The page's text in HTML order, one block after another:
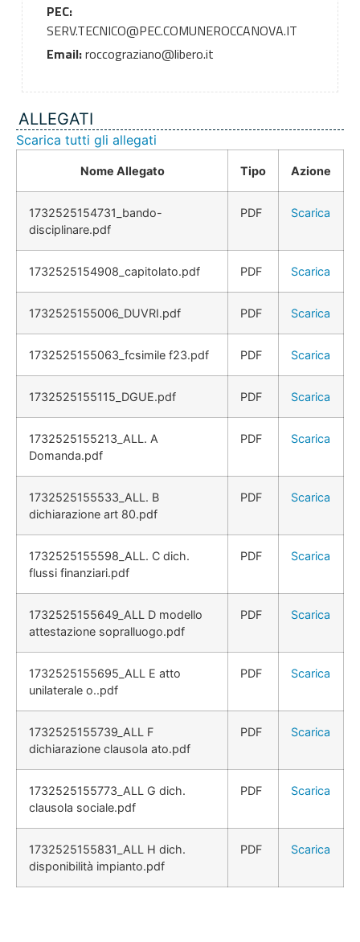
PEC:
SERV.TECNICO@PEC.COMUNEROCCANOVA.IT
Email:roccograziano@libero.it
ALLEGATI
Scarica tutti gli allegati
Nome Allegato Tipo Azione
1732525154731_bando-
disciplinare.pdf
PDF Scarica
1732525154908_capitolato.pdf PDF Scarica
1732525155006_DUVRI.pdf PDF Scarica
1732525155063_fcsimile f23.pdf PDF Scarica
1732525155115_DGUE.pdf PDF Scarica
1732525155213_ALL. A
Domanda.pdf
PDF Scarica
1732525155533_ALL. B
dichiarazione art 80.pdf
PDF Scarica
1732525155598_ALL. C dich.
flussi finanziari.pdf
PDF Scarica
1732525155649_ALL D modello
attestazione sopralluogo.pdf
PDF Scarica
1732525155695_ALL E atto
unilaterale o..pdf
PDF Scarica
1732525155739_ALL F
dichiarazione clausola ato.pdf
PDF Scarica
1732525155773_ALL G dich.
clausola sociale.pdf
PDF Scarica
1732525155831_ALL H dich.
disponibilità impianto.pdf
PDF Scarica